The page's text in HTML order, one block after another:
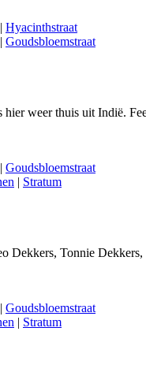
| Hyacinthstraat
| Goudsbloemstraat
weer thuis uit Indië.
| Goudsbloemstraat
| Stratum
Dekkers, Tonnie
| Goudsbloemstraat
| Stratum